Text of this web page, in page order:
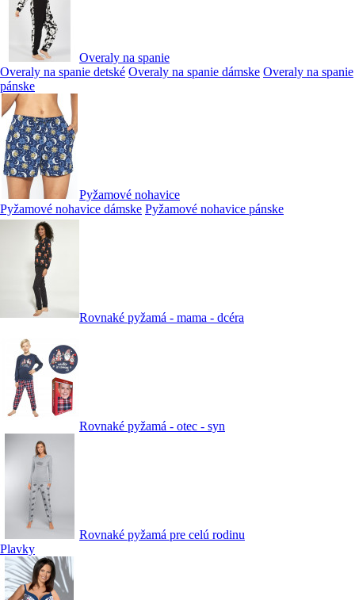
Overaly na spanie
Overaly na spanie detské Overaly na spanie dámske Overaly na spanie
pánske
Pyžamové nohavice
Pyžamové nohavice dámske Pyžamové nohavice pánske
Rovnaké pyžamá - mama - dcéra
Rovnaké pyžamá - otec - syn
Rovnaké pyžamá pre celú rodinu
Plavky